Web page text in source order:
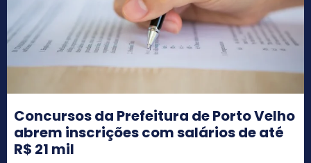
Concursos da Prefeitura de Porto Velho
abrem inscrições com salários de até
R$ 21 mil